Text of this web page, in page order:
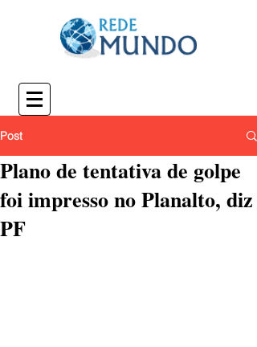
Post
Plano de tentativa de golpe
foi impresso no Planalto, diz
PF